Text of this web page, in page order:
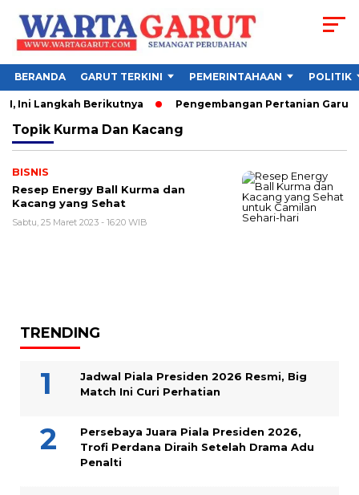
BERANDA GARUT TERKINI PEMERINTAHAAN POLITIK
Ini Langkah Berikutnya Pengembangan Pertanian Garut
Topik Kurma Dan Kacang
BISNIS
Resep Energy Ball Kurma dan
Kacang yang Sehat
Sabtu, 25 Maret 2023 - 16:20 WIB
TRENDING
Jadwal Piala Presiden 2026 Resmi, Big
Match Ini Curi Perhatian
Persebaya Juara Piala Presiden 2026,
Trofi Perdana Diraih Setelah Drama Adu
Penalti